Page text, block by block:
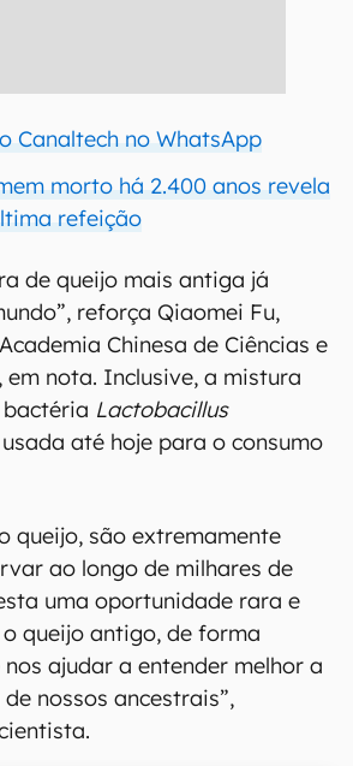
Canaltech no WhatsApp
morto há 2.400 anos revela
refeição
de queijo mais antiga já
reforça Qiaomei Fu,
Chinesa de Ciências e
nota. Inclusive, a mistura
Lactobacillus
até hoje para o consumo
queijo, são extremamente
ao longo de milhares de
uma oportunidade rara e
queijo antigo, de forma
ajudar a entender melhor a
nossos ancestrais”,